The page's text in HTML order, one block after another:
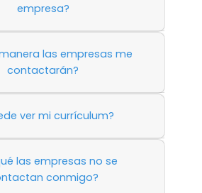
empresa?
las empresas me
contactarán?
ver mi currículum?
las empresas no se
conmigo?